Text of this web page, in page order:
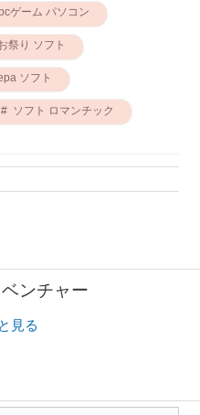
ゲーム パソコン
祭り ソフト
ソフト
ソフト ロマンチック
ンチャー
見る